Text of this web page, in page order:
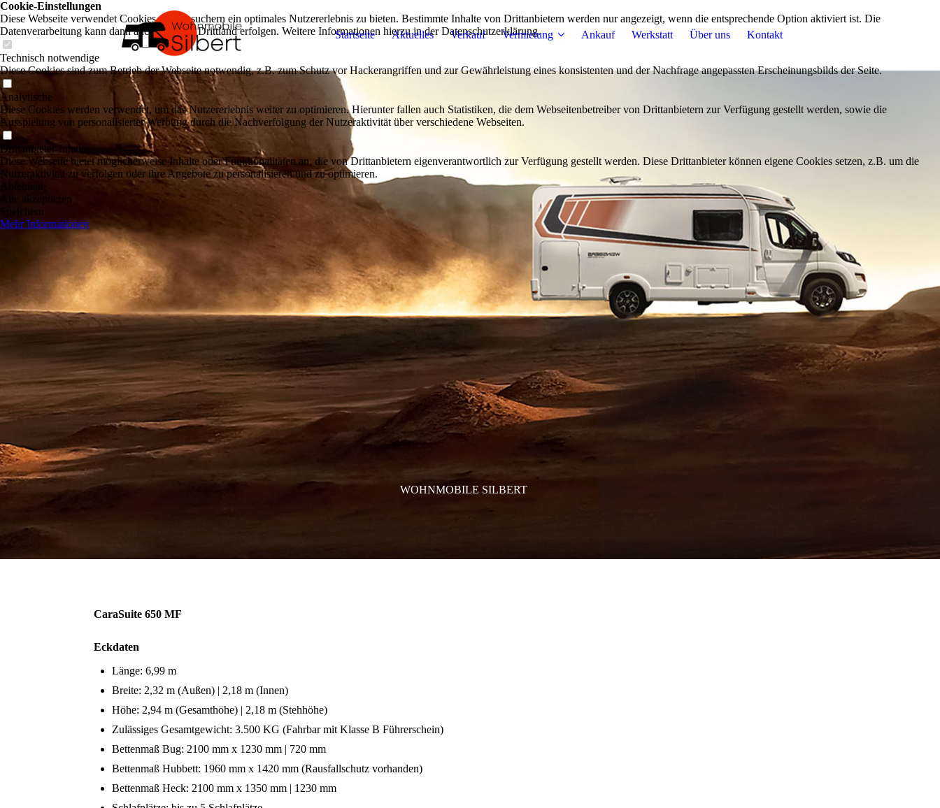
Startseite Aktuelles Verkauf Vermietung Ankauf Werkstatt Über uns Kontakt
WOHNMOBILE SILBERT
CaraSuite 650 MF
Eckdaten
Länge: 6,99 m
Breite: 2,32 m (Außen) | 2,18 m (Innen)
Höhe: 2,94 m (Gesamthöhe) | 2,18 m (Stehhöhe)
Zulässiges Gesamtgewicht: 3.500 KG (Fahrbar mit Klasse B Führerschein)
Bettenmaß Bug: 2100 mm x 1230 mm | 720 mm
Bettenmaß Hubbett: 1960 mm x 1420 mm (Rausfallschutz vorhanden)
Bettenmaß Heck: 2100 mm x 1350 mm | 1230 mm
Cookie-Einstellungen
Diese Webseite verwendet Cookies, um Besuchern ein optimales Nutzererlebnis zu bieten. Bestimmte Inhalte von Drittanbietern werden nur angezeigt, wenn die entsprechende Option aktiviert ist. Die
Datenverarbeitung kann dann auch in einem Drittland erfolgen. Weitere Informationen hierzu in der Datenschutzerklärung.
Technisch notwendige
Diese Cookies sind zum Betrieb der Webseite notwendig, z.B. zum Schutz vor Hackerangriffen und zur Gewährleistung eines konsistenten und der Nachfrage angepassten Erscheinungsbilds der Seite.
Analytische
Diese Cookies werden verwendet, um das Nutzererlebnis weiter zu optimieren. Hierunter fallen auch Statistiken, die dem Webseitenbetreiber von Drittanbietern zur Verfügung gestellt werden, sowie die
Ausspielung von personalisierter Werbung durch die Nachverfolgung der Nutzeraktivität über verschiedene Webseiten.
Drittanbieter-Inhalte
Diese Webseite bietet möglicherweise Inhalte oder Funktionalitäten an, die von Drittanbietern eigenverantwortlich zur Verfügung gestellt werden. Diese Drittanbieter können eigene Cookies setzen, z.B. um die
Nutzeraktivität zu verfolgen oder ihre Angebote zu personalisieren und zu optimieren.
Ablehnen
Alle akzeptieren
Speichern
Mehr Informationen